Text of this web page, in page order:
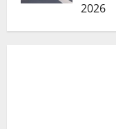
2026